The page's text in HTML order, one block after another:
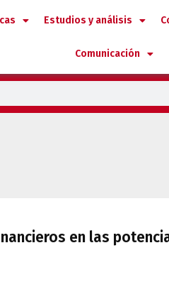
Estudios y análisis
Comunicación
en las